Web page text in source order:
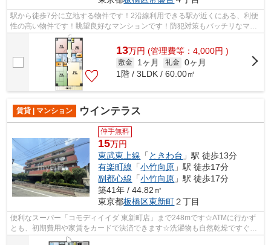
駅から徒歩7分に立地する物件です！2沿線利用できる駅が近くにある、利便
性の高い物件です！眺望良好なマンションです！防犯対策もバッチリなマン
ションタイプの物件です！カード決済...
13万円 (管理費等：4,000円 )
敷金 1ヶ月 礼金 0ヶ月
1階 / 3LDK / 60.00㎡
賃貸 | マンション ウインテラス
仲手無料
15万円
東武東上線 「 ときわ台 」駅 徒歩13分
有楽町線 「小竹向原 」駅 徒歩17分
副都心線 「小竹向原 」駅 徒歩17分
築41年 / 44.82㎡
東京都板橋区東新町２丁目
便利なスーパー「コモディイイダ 東新町店」まで248mです☆ATMに行かず
とも、初期費用や家賃をカードで決済できます☆洗濯物も自然乾燥ですぐ乾
く通風良好な間取りのマンション☆2路線利...